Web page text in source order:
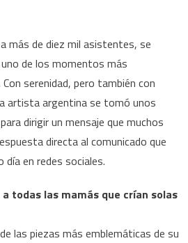
paz”
más de diez mil asistentes, se
de los momentos más
serenidad, pero también con
artista argentina se tomó unos
dirigir un mensaje que muchos
directa al comunicado que
en redes sociales.
todas las mamás que crían solas
las piezas más emblemáticas de su